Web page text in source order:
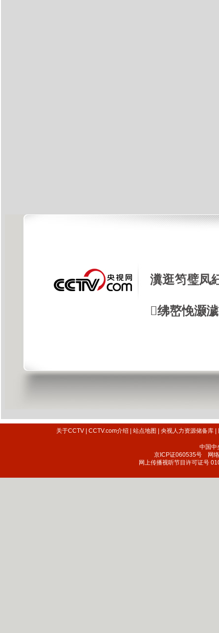
瀵逛笉璧凤
绋嶅悗灏
关于CCTV| CCTV.com介绍 站点地图 央视人力资源储备库|
中国中
京ICP证060535号网络
网上传播视听节目许可证号